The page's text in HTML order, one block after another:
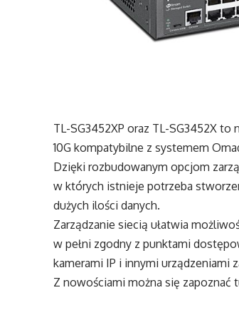
TL-SG3452XP oraz TL-SG3452X
10G kompatybilne z systemem
Dzięki rozbudowanym opcjom
w których istnieje potrzeba
dużych ilości danych.
Zarządzanie siecią ułatwia
w pełni zgodny z punktami
kamerami IP i innymi urządzeniami
Z nowościami można się zapoznać